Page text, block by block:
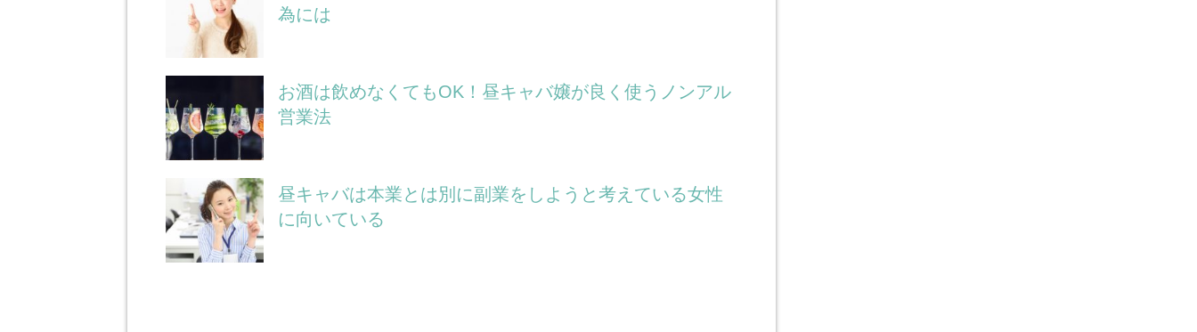
為には
お酒は飲めなくてもOK！昼キャバ嬢が良く使うノンアル
営業法
昼キャバは本業とは別に副業をしようと考えている女性
に向いている